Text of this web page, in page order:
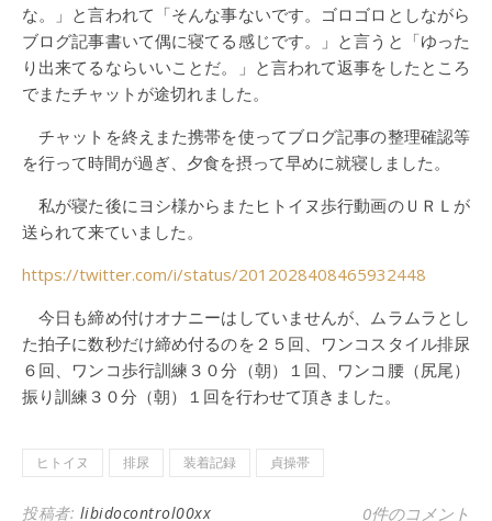
な。」と言われて「そんな事ないです。ゴロゴロとしながら
ブログ記事書いて偶に寝てる感じです。」と言うと「ゆった
り出来てるならいいことだ。」と言われて返事をしたところ
でまたチャットが途切れました。
チャットを終えまた携帯を使ってブログ記事の整理確認等
を行って時間が過ぎ、夕食を摂って早めに就寝しました。
私が寝た後にヨシ様からまたヒトイヌ歩行動画のＵＲＬが
送られて来ていました。
https://twitter.com/i/status/2012028408465932448
今日も締め付けオナニーはしていませんが、ムラムラとし
た拍子に数秒だけ締め付るのを２５回、ワンコスタイル排尿
６回、ワンコ歩行訓練３０分（朝）１回、ワンコ腰（尻尾）
振り訓練３０分（朝）１回を行わせて頂きました。
ヒトイヌ 排尿 装着記録 貞操帯
投稿者: libidocontrol00xx 0件のコメント